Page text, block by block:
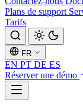
Plans de support
Tarifs
FR
EN PT DE ES
Réserver une démo